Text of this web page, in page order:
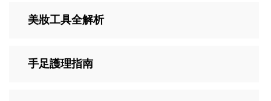
美妝工具全解析
手足護理指南